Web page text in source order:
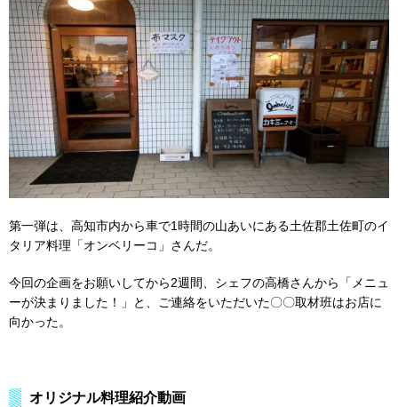
第一弾は、高知市内から車で1時間の山あいにある土佐郡土佐町のイ
タリア料理「オンベリーコ」さんだ。
今回の企画をお願いしてから2週間、シェフの高橋さんから「メニュ
ーが決まりました！」と、ご連絡をいただいた〇〇取材班はお店に
向かった。
オリジナル料理紹介動画